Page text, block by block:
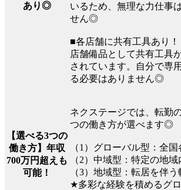
あり◎
いるため、無理な力仕事
せん◎
■各店舗に共有工具あり！
店舗備品として共有工具
されています。自分で専
る必要はありません◎
【選べる3つの
働き方】年収
700万円超えも
可能！
ネクステージでは、転勤
つの働き方が選べます◎
（1）グローバル型：全
（2）中域型：特定の地
（3）地域型：転居を伴う
★多彩な経験を積めるグ